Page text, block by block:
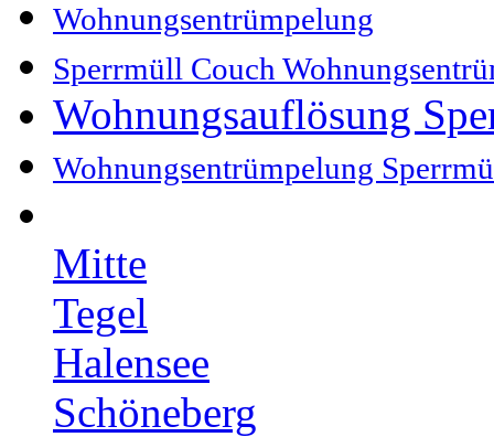
Wohnungsentrümpelung
Sperrmüll Couch
Wohnungsauflösung
Wohnungsentrümpelung
Mitte
Tegel
Halensee
Schöneberg